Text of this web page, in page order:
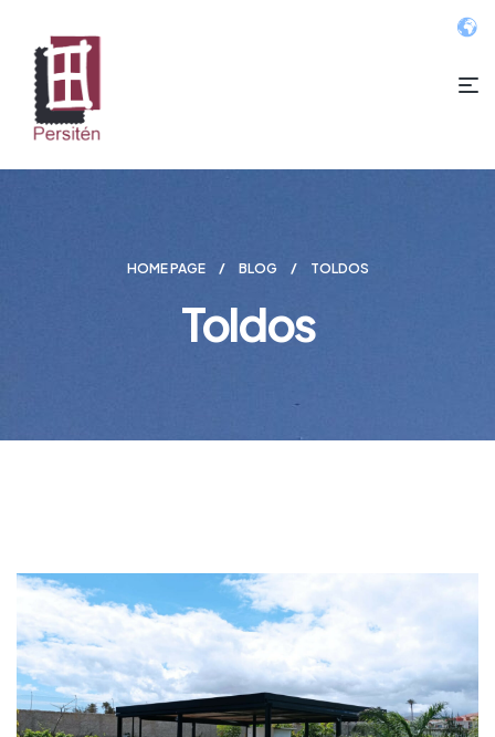
HOME PAGE BLOG TOLDOS
Toldos